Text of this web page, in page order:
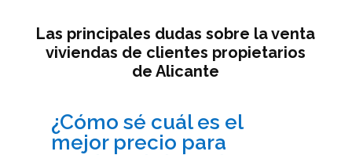
Las principales dudas sobre la venta
viviendas de clientes propietarios
de Alicante
¿Cómo sé cuál es el
mejor precio para